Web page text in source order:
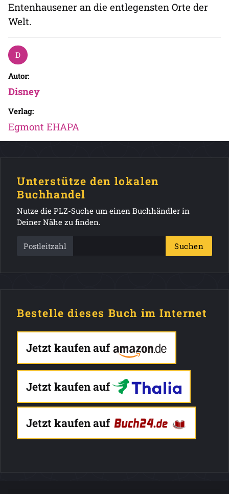
Entenhausener an die entlegensten Orte der
Welt.
Autor:
Disney
Verlag:
Egmont EHAPA
Unterstütze den lokalen
Buchhandel
Nutze die PLZ-Suche um einen Buchhändler in
Deiner Nähe zu finden.
Postleitzahl Suchen
Bestelle dieses Buch im Internet
Jetzt kaufen auf
Jetzt kaufen auf
Jetzt kaufen auf